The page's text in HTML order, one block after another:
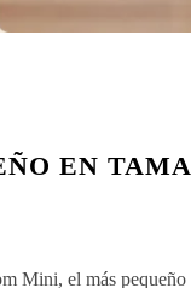
EN
Mini, el más pequeño